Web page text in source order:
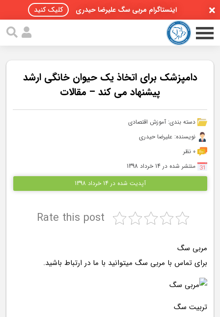
اینستاگرام مربی سگ علیرضا حیدری کلیک کنید
صفحه اصلی
مقالات سگ ها
پادکست سگ ها
سمینار تهران 96
تماس با ما
دامپزشک برای اتخاذ یک حیوان خانگی ارشد
پیشنهاد می کند – مقالات
دسته بندی:آموزش اقتصادی
نویسنده: علیرضا حیدری
0 نظر
منتشر شده در 14 خرداد 1398
آپدیت شده در 14 خرداد 1398
Rate this post
مربی سگ
برای تماس با مربی سگ میتوانید با ما در ارتباط باشید.
تربیت سگ